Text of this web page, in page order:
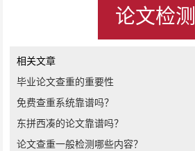
论文检测
相关文章
毕业论文查重的重要性
免费查重系统靠谱吗？
东拼西凑的论文靠谱吗？
论文查重一般检测哪些内容？